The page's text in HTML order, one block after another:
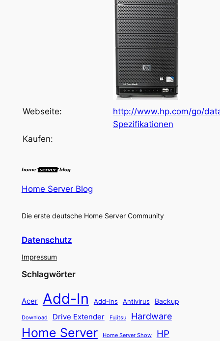
Webseite:
http://www.hp.com/go/
Spezifikationen
Kaufen:
Home Server Blog
Die erste deutsche Home Server Community
Datenschutz
Impressum
Schlagwörter
Acer Add-In Add-Ins Antivirus Backup
Download Drive Extender Fujitsu Hardware
Home Server Home Server Show HP